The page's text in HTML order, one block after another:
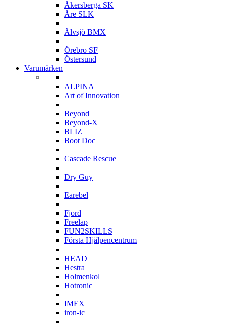
Åkersberga SK
Åre SLK
Älvsjö BMX
Örebro SF
Östersund
Varumärken
ALPINA
Art of Innovation
Beyond
Beyond-X
BLIZ
Boot Doc
Cascade Rescue
Dry Guy
Earebel
Fjord
Freelap
FUN2SKILLS
Första Hjälpencentrum
HEAD
Hestra
Holmenkol
Hotronic
IMEX
iron-ic